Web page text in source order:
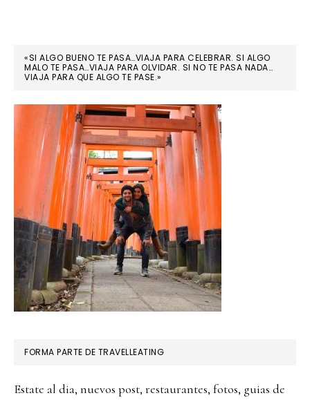
«SI ALGO BUENO TE PASA…VIAJA PARA CELEBRAR. SI ALGO
MALO TE PASA…VIAJA PARA OLVIDAR. SI NO TE PASA NADA…
VIAJA PARA QUE ALGO TE PASE.»
FORMA PARTE DE TRAVELLEATING
Estate al dia, nuevos post, restaurantes, fotos, guias de